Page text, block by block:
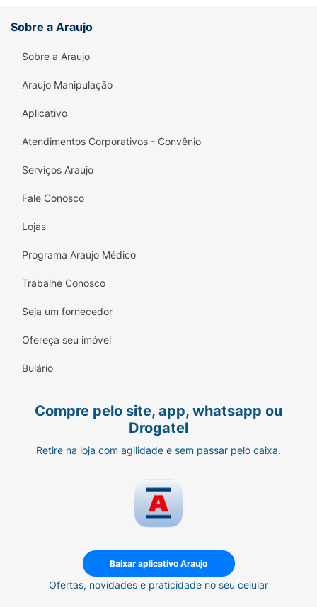
Sobre a Araujo
Sobre a Araujo
Araujo Manipulação
Aplicativo
Atendimentos Corporativos - Convênio
Serviços Araujo
Fale Conosco
Lojas
Programa Araujo Médico
Trabalhe Conosco
Seja um fornecedor
Ofereça seu imóvel
Bulário
Compre pelo site, app, whatsapp ou
Drogatel
Retire na loja com agilidade e sem passar pelo caixa.
Baixar aplicativo Araujo
Ofertas, novidades e praticidade no seu celular